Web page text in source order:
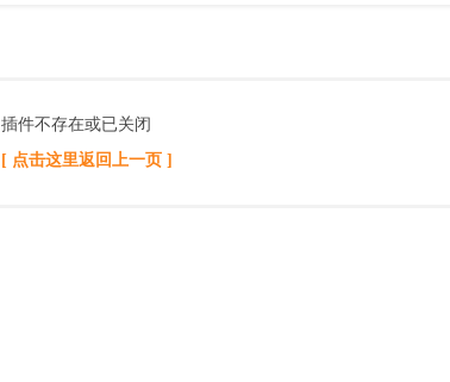
插件不存在或已关闭
[ 点击这里返回上一页 ]